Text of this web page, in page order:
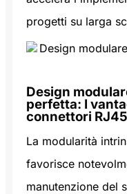
progetti su larga
Design
perfetta: I
connettori
La modularità
favorisce
manutenzione del